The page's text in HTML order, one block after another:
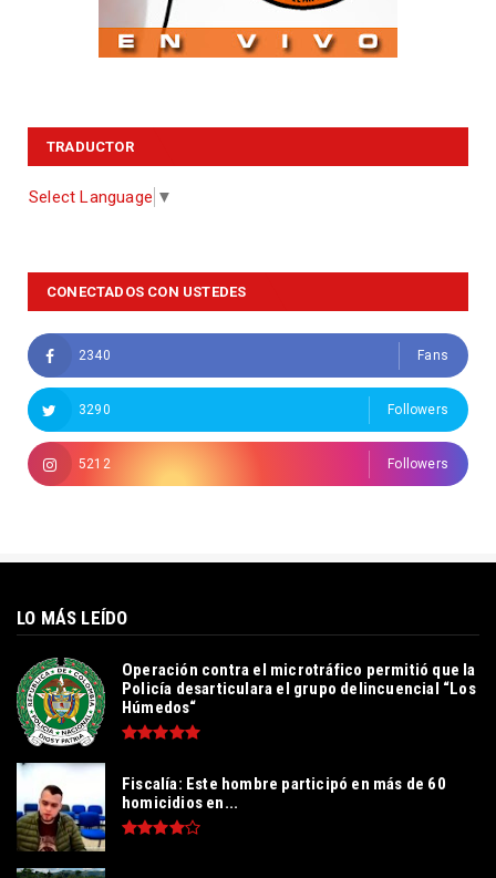
TRADUCTOR
Select Language ▼
CONECTADOS CON USTEDES
2340 Fans
3290 Followers
5212 Followers
LO MÁS LEÍDO
Operación contra el microtráfico permitió que la
Policía desarticulara el grupo delincuencial “Los
Húmedos“
Fiscalía: Este hombre participó en más de 60
homicidios en...